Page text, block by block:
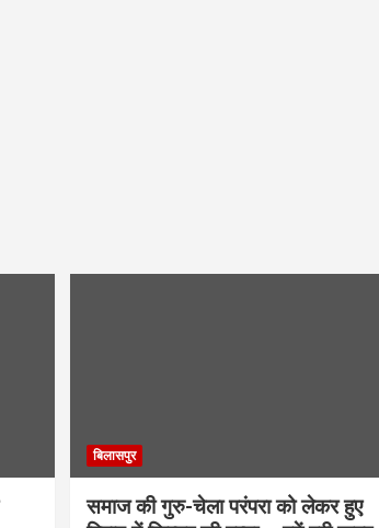
बिलासपुर
समाज की गुरु-चेला परंपरा को लेकर हुए